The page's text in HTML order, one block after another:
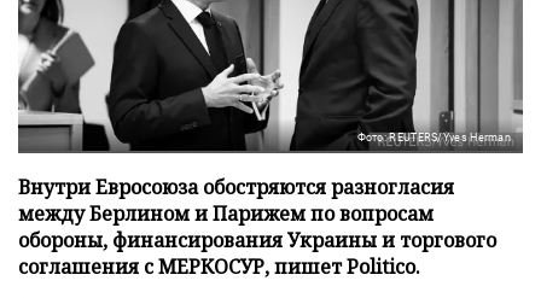
Фото: REUTERS/Yves Herman
Внутри Евросоюза обостряются разногласия
между Берлином и Парижем по вопросам
обороны, финансирования Украины и торгового
соглашения с МЕРКОСУР, пишет Politico.